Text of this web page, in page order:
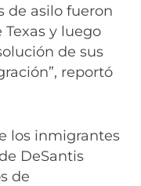
de asilo fueron
y luego
de sus
reportó
los inmigrantes
DeSantis
de